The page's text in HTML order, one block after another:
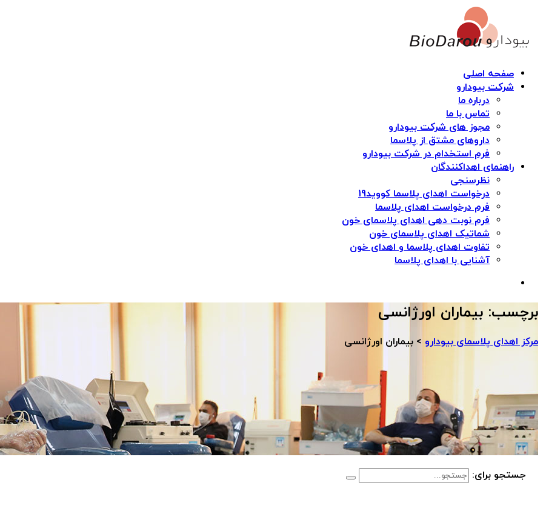
صفحه اصلی
شرکت بیودارو
درباره ما
تماس با ما
مجوز های شرکت بیودارو
داروهای مشتق از پلاسما
فرم استخدام در شرکت بیودارو
راهنمای اهداکنندگان
نظرسنجی
درخواست اهدای پلاسما کووید19
فرم درخواست اهدای پلاسما
فرم نوبت دهی اهدای پلاسمای خون
شماتیک اهدای پلاسمای خون
تفاوت اهدای پلاسما و اهدای خون
آشنایی با اهدای پلاسما
برچسب: بیماران اورژانسی
مرکز اهدای پلاسمای بیودارو > بیماران اورژانسی
جستجو برای: